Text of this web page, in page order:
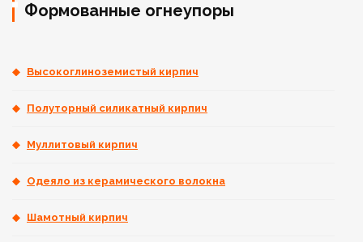
Формованные огнеупоры
Высокоглиноземистый кирпич
Полуторный силикатный кирпич
Муллитовый кирпич
Одеяло из керамического волокна
Шамотный кирпич